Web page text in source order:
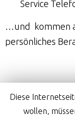
Service
…und kommen
persönliches
Diese
wollen,